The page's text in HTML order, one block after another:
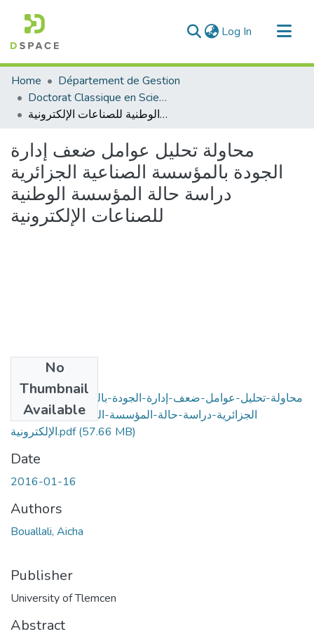
Log In (current)
Communities & Collections
All of DSpace
Statistics
Home
Département de Gestion
Doctorat Classique en Science de Gestion
محاولة تحليل عوامل ضعف إدارة الجودة بالمؤسسة الصناعية الجزائرية دراسة حالة المؤسسة الوطنية للصناعات الإلكترونية
محاولة تحليل عوامل ضعف إدارة
الجودة بالمؤسسة الصناعية الجزائرية
دراسة حالة المؤسسة الوطنية
للصناعات الإلكترونية
No
Thumbnail
Available
محاولة-تحليل-عوامل-ضعف-إدارة-الجودة-بالمؤسسة-الصناعية-
الجزائرية-دراسة-حالة-المؤسسة-الوطنية--للصناعات-
الإلكترونية.pdf(57.66 MB)
Date
2016-01-16
Authors
Bouallali, Aicha
Publisher
University of Tlemcen
Abstract